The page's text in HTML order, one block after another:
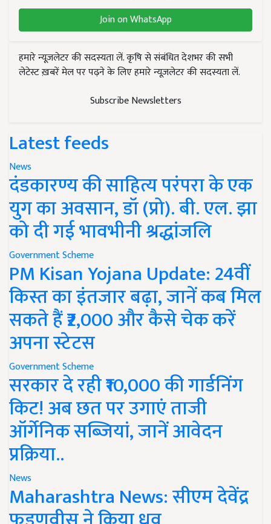
Join on WhatsApp
हमारे न्यूज़लेटर की सदस्यता लें. कृषि से संबंधित देशभर की सभी
लेटेस्ट ख़बरें मेल पर पढ़ने के लिए हमारे न्यूज़लेटर की सदस्यता लें.
Subscribe Newsletters
Latest feeds
News
दंडकारण्य की साहित्य परंपरा के एक
युग का अवसान, डॉ (प्रो). बी. एल. झा
को दी गई भावभीनी श्रद्धांजलि
Government Scheme
PM Kisan Yojana Update: 24वीं
किस्त का इंतजार बढ़ा, जानें कब मिल
सकते हैं ₹2,000 और कैसे चेक करें
अपना स्टेटस
Government Scheme
सरकार दे रही ₹10,000 की गार्डनिंग
किट! अब छत पर उगाएं ताजी
ऑर्गेनिक सब्जियां, जानें आवेदन
प्रक्रिया..
News
Maharashtra News: सीएम देवेंद्र